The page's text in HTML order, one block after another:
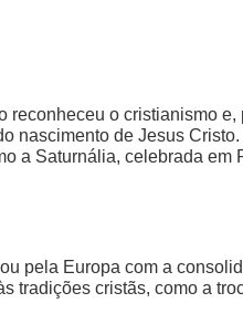
reconheceu o cristianismo
nascimento de Jesus
a Saturnália, celebrada em
pela Europa com a
tradições cristãs, como a